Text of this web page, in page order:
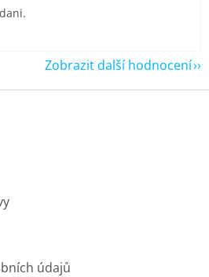
Zobrazit další hodnocení
údajů